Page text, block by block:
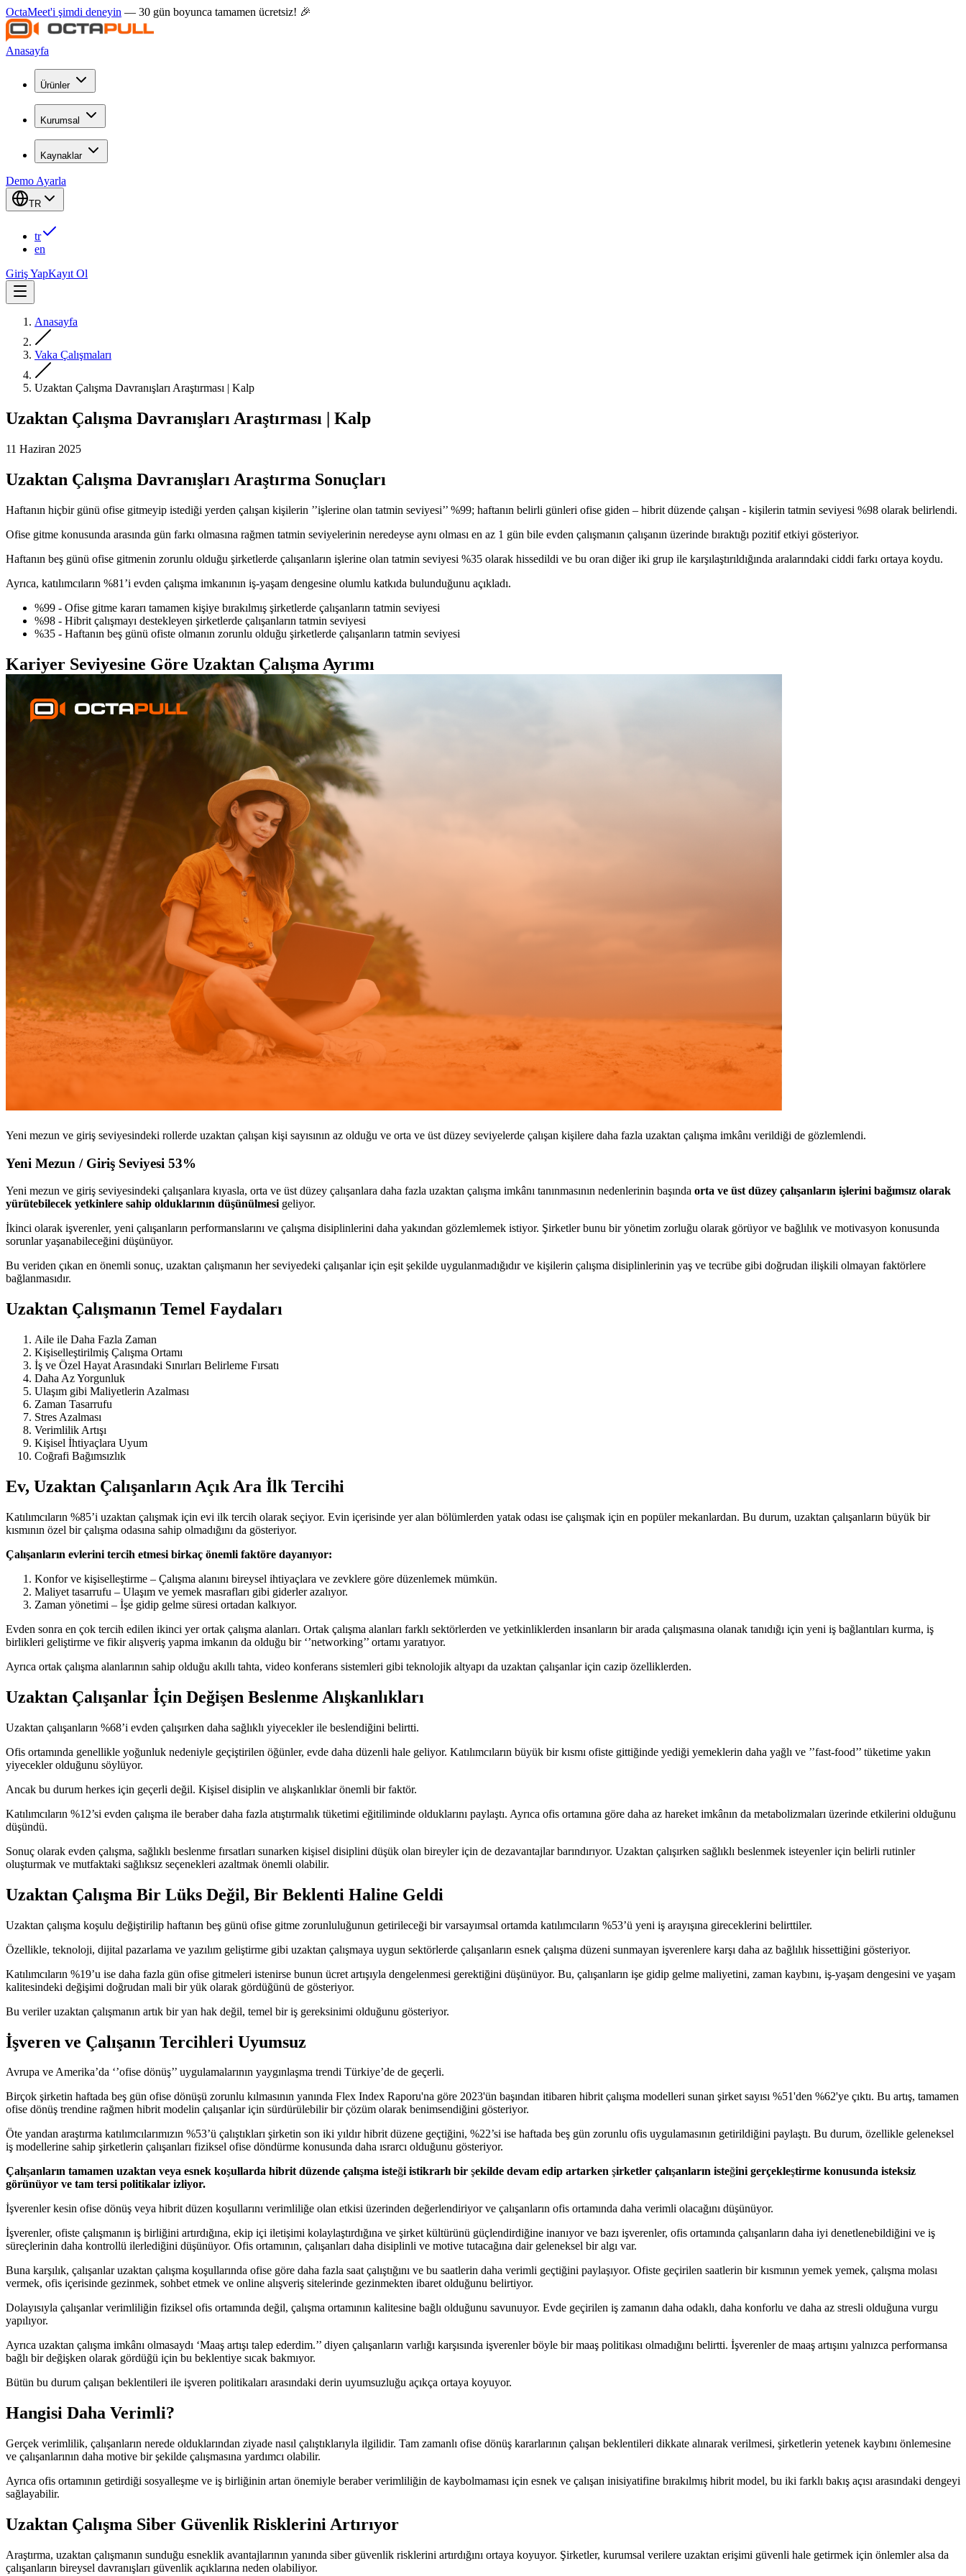
OctaMeet'i şimdi deneyin — 30 gün boyunca tamamen ücretsiz! 🎉
Anasayfa
Ürünler
Kurumsal
Kaynaklar
Demo Ayarla
TR
tr
en
Giriş YapKayıt Ol
Anasayfa
Vaka Çalışmaları
Uzaktan Çalışma Davranışları Araştırması | Kalp
Uzaktan Çalışma Davranışları Araştırması | Kalp
11 Haziran 2025
Uzaktan Çalışma Davranışları Araştırma Sonuçları
Haftanın hiçbir günü ofise gitmeyip istediği yerden çalışan kişilerin ’’işlerine olan tatmin seviyesi’’ %99; haftanın belirli günleri ofise giden – hibrit düzende çalışan - kişilerin tatmin seviyesi %98 olarak belirlendi.
Ofise gitme konusunda arasında gün farkı olmasına rağmen tatmin seviyelerinin neredeyse aynı olması en az 1 gün bile evden çalışmanın çalışanın üzerinde bıraktığı pozitif etkiyi gösteriyor.
Haftanın beş günü ofise gitmenin zorunlu olduğu şirketlerde çalışanların işlerine olan tatmin seviyesi %35 olarak hissedildi ve bu oran diğer iki grup ile karşılaştırıldığında aralarındaki ciddi farkı ortaya koydu.
Ayrıca, katılımcıların %81’i evden çalışma imkanının iş-yaşam dengesine olumlu katkıda bulunduğunu açıkladı.
%99 - Ofise gitme kararı tamamen kişiye bırakılmış şirketlerde çalışanların tatmin seviyesi
%98 - Hibrit çalışmayı destekleyen şirketlerde çalışanların tatmin seviyesi
%35 - Haftanın beş günü ofiste olmanın zorunlu olduğu şirketlerde çalışanların tatmin seviyesi
Kariyer Seviyesine Göre Uzaktan Çalışma Ayrımı
Yeni mezun ve giriş seviyesindeki rollerde uzaktan çalışan kişi sayısının az olduğu ve orta ve üst düzey seviyelerde çalışan kişilere daha fazla uzaktan çalışma imkânı verildiği de gözlemlendi.
Yeni Mezun / Giriş Seviyesi 53%
Yeni mezun ve giriş seviyesindeki çalışanlara kıyasla, orta ve üst düzey çalışanlara daha fazla uzaktan çalışma imkânı tanınmasının nedenlerinin başında orta ve üst düzey çalışanların işlerini bağımsız olarak
yürütebilecek yetkinlere sahip olduklarının düşünülmesi geliyor.
İkinci olarak işverenler, yeni çalışanların performanslarını ve çalışma disiplinlerini daha yakından gözlemlemek istiyor. Şirketler bunu bir yönetim zorluğu olarak görüyor ve bağlılık ve motivasyon konusunda
sorunlar yaşanabileceğini düşünüyor.
Bu veriden çıkan en önemli sonuç, uzaktan çalışmanın her seviyedeki çalışanlar için eşit şekilde uygulanmadığıdır ve kişilerin çalışma disiplinlerinin yaş ve tecrübe gibi doğrudan ilişkili olmayan faktörlere
bağlanmasıdır.
Uzaktan Çalışmanın Temel Faydaları
Aile ile Daha Fazla Zaman
Kişiselleştirilmiş Çalışma Ortamı
İş ve Özel Hayat Arasındaki Sınırları Belirleme Fırsatı
Daha Az Yorgunluk
Ulaşım gibi Maliyetlerin Azalması
Zaman Tasarrufu
Stres Azalması
Verimlilik Artışı
Kişisel İhtiyaçlara Uyum
Coğrafi Bağımsızlık
Ev, Uzaktan Çalışanların Açık Ara İlk Tercihi
Katılımcıların %85’i uzaktan çalışmak için evi ilk tercih olarak seçiyor. Evin içerisinde yer alan bölümlerden yatak odası ise çalışmak için en popüler mekanlardan. Bu durum, uzaktan çalışanların büyük bir
kısmının özel bir çalışma odasına sahip olmadığını da gösteriyor.
Çalışanların evlerini tercih etmesi birkaç önemli faktöre dayanıyor:
Konfor ve kişiselleştirme – Çalışma alanını bireysel ihtiyaçlara ve zevklere göre düzenlemek mümkün.
Maliyet tasarrufu – Ulaşım ve yemek masrafları gibi giderler azalıyor.
Zaman yönetimi – İşe gidip gelme süresi ortadan kalkıyor.
Evden sonra en çok tercih edilen ikinci yer ortak çalışma alanları. Ortak çalışma alanları farklı sektörlerden ve yetkinliklerden insanların bir arada çalışmasına olanak tanıdığı için yeni iş bağlantıları kurma, iş
birlikleri geliştirme ve fikir alışveriş yapma imkanın da olduğu bir ‘’networking’’ ortamı yaratıyor.
Ayrıca ortak çalışma alanlarının sahip olduğu akıllı tahta, video konferans sistemleri gibi teknolojik altyapı da uzaktan çalışanlar için cazip özelliklerden.
Uzaktan Çalışanlar İçin Değişen Beslenme Alışkanlıkları
Uzaktan çalışanların %68’i evden çalışırken daha sağlıklı yiyecekler ile beslendiğini belirtti.
Ofis ortamında genellikle yoğunluk nedeniyle geçiştirilen öğünler, evde daha düzenli hale geliyor. Katılımcıların büyük bir kısmı ofiste gittiğinde yediği yemeklerin daha yağlı ve ’’fast-food’’ tüketime yakın
yiyecekler olduğunu söylüyor.
Ancak bu durum herkes için geçerli değil. Kişisel disiplin ve alışkanlıklar önemli bir faktör.
Katılımcıların %12’si evden çalışma ile beraber daha fazla atıştırmalık tüketimi eğitiliminde olduklarını paylaştı. Ayrıca ofis ortamına göre daha az hareket imkânın da metabolizmaları üzerinde etkilerini olduğunu
düşündü.
Sonuç olarak evden çalışma, sağlıklı beslenme fırsatları sunarken kişisel disiplini düşük olan bireyler için de dezavantajlar barındırıyor. Uzaktan çalışırken sağlıklı beslenmek isteyenler için belirli rutinler
oluşturmak ve mutfaktaki sağlıksız seçenekleri azaltmak önemli olabilir.
Uzaktan Çalışma Bir Lüks Değil, Bir Beklenti Haline Geldi
Uzaktan çalışma koşulu değiştirilip haftanın beş günü ofise gitme zorunluluğunun getirileceği bir varsayımsal ortamda katılımcıların %53’ü yeni iş arayışına gireceklerini belirttiler.
Özellikle, teknoloji, dijital pazarlama ve yazılım geliştirme gibi uzaktan çalışmaya uygun sektörlerde çalışanların esnek çalışma düzeni sunmayan işverenlere karşı daha az bağlılık hissettiğini gösteriyor.
Katılımcıların %19’u ise daha fazla gün ofise gitmeleri istenirse bunun ücret artışıyla dengelenmesi gerektiğini düşünüyor. Bu, çalışanların işe gidip gelme maliyetini, zaman kaybını, iş-yaşam dengesini ve yaşam
kalitesindeki değişimi doğrudan mali bir yük olarak gördüğünü de gösteriyor.
Bu veriler uzaktan çalışmanın artık bir yan hak değil, temel bir iş gereksinimi olduğunu gösteriyor.
İşveren ve Çalışanın Tercihleri Uyumsuz
Avrupa ve Amerika’da ‘’ofise dönüş’’ uygulamalarının yaygınlaşma trendi Türkiye’de de geçerli.
Birçok şirketin haftada beş gün ofise dönüşü zorunlu kılmasının yanında Flex Index Raporu'na göre 2023'ün başından itibaren hibrit çalışma modelleri sunan şirket sayısı %51'den %62'ye çıktı. Bu artış, tamamen
ofise dönüş trendine rağmen hibrit modelin çalışanlar için sürdürülebilir bir çözüm olarak benimsendiğini gösteriyor.
Öte yandan araştırma katılımcılarımızın %53’ü çalıştıkları şirketin son iki yıldır hibrit düzene geçtiğini, %22’si ise haftada beş gün zorunlu ofis uygulamasının getirildiğini paylaştı. Bu durum, özellikle geleneksel
iş modellerine sahip şirketlerin çalışanları fiziksel ofise döndürme konusunda daha ısrarcı olduğunu gösteriyor.
Çalışanların tamamen uzaktan veya esnek koşullarda hibrit düzende çalışma isteği istikrarlı bir şekilde devam edip artarken şirketler çalışanların isteğini gerçekleştirme konusunda isteksiz
görünüyor ve tam tersi politikalar izliyor.
İşverenler kesin ofise dönüş veya hibrit düzen koşullarını verimliliğe olan etkisi üzerinden değerlendiriyor ve çalışanların ofis ortamında daha verimli olacağını düşünüyor.
İşverenler, ofiste çalışmanın iş birliğini artırdığına, ekip içi iletişimi kolaylaştırdığına ve şirket kültürünü güçlendirdiğine inanıyor ve bazı işverenler, ofis ortamında çalışanların daha iyi denetlenebildiğini ve iş
süreçlerinin daha kontrollü ilerlediğini düşünüyor. Ofis ortamının, çalışanları daha disiplinli ve motive tutacağına dair geleneksel bir algı var.
Buna karşılık, çalışanlar uzaktan çalışma koşullarında ofise göre daha fazla saat çalıştığını ve bu saatlerin daha verimli geçtiğini paylaşıyor. Ofiste geçirilen saatlerin bir kısmının yemek yemek, çalışma molası
vermek, ofis içerisinde gezinmek, sohbet etmek ve online alışveriş sitelerinde gezinmekten ibaret olduğunu belirtiyor.
Dolayısıyla çalışanlar verimliliğin fiziksel ofis ortamında değil, çalışma ortamının kalitesine bağlı olduğunu savunuyor. Evde geçirilen iş zamanın daha odaklı, daha konforlu ve daha az stresli olduğuna vurgu
yapılıyor.
Ayrıca uzaktan çalışma imkânı olmasaydı ‘Maaş artışı talep ederdim.’’ diyen çalışanların varlığı karşısında işverenler böyle bir maaş politikası olmadığını belirtti. İşverenler de maaş artışını yalnızca performansa
bağlı bir değişken olarak gördüğü için bu beklentiye sıcak bakmıyor.
Bütün bu durum çalışan beklentileri ile işveren politikaları arasındaki derin uyumsuzluğu açıkça ortaya koyuyor.
Hangisi Daha Verimli?
Gerçek verimlilik, çalışanların nerede olduklarından ziyade nasıl çalıştıklarıyla ilgilidir. Tam zamanlı ofise dönüş kararlarının çalışan beklentileri dikkate alınarak verilmesi, şirketlerin yetenek kaybını önlemesine
ve çalışanlarının daha motive bir şekilde çalışmasına yardımcı olabilir.
Ayrıca ofis ortamının getirdiği sosyalleşme ve iş birliğinin artan önemiyle beraber verimliliğin de kaybolmaması için esnek ve çalışan inisiyatifine bırakılmış hibrit model, bu iki farklı bakış açısı arasındaki dengeyi
sağlayabilir.
Uzaktan Çalışma Siber Güvenlik Risklerini Artırıyor
Araştırma, uzaktan çalışmanın sunduğu esneklik avantajlarının yanında siber güvenlik risklerini artırdığını ortaya koyuyor. Şirketler, kurumsal verilere uzaktan erişimi güvenli hale getirmek için önlemler alsa da
çalışanların bireysel davranışları güvenlik açıklarına neden olabiliyor.